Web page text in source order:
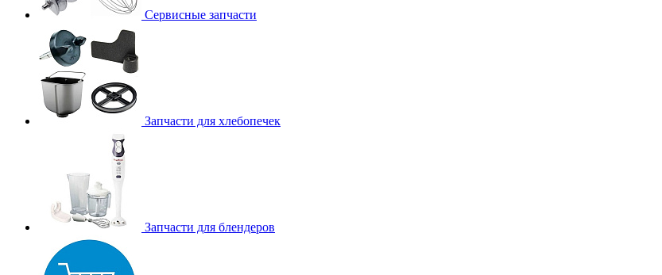
Сервисные запчасти
Запчасти для хлебопечек
Запчасти для блендеров